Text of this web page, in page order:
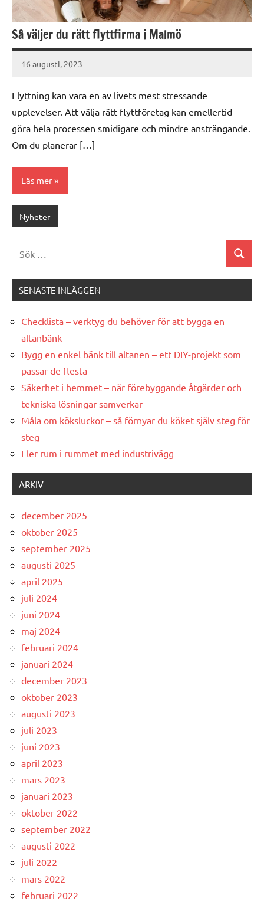
Så väljer du rätt flyttfirma i Malmö
16 augusti, 2023
Gert
Flyttning kan vara en av livets mest stressande
upplevelser. Att välja rätt flyttföretag kan emellertid
göra hela processen smidigare och mindre ansträngande.
Om du planerar […]
Läs mer
Nyheter
efter:
Sök
SENASTE INLÄGGEN
Checklista – verktyg du behöver för att bygga en
altanbänk
Bygg en enkel bänk till altanen – ett DIY-projekt som
passar de flesta
Säkerhet i hemmet – när förebyggande åtgärder och
tekniska lösningar samverkar
Måla om köksluckor – så förnyar du köket själv steg för
steg
Fler rum i rummet med industrivägg
ARKIV
december 2025
oktober 2025
september 2025
augusti 2025
april 2025
juli 2024
juni 2024
maj 2024
februari 2024
januari 2024
december 2023
oktober 2023
augusti 2023
juli 2023
juni 2023
april 2023
mars 2023
januari 2023
oktober 2022
september 2022
augusti 2022
juli 2022
mars 2022
februari 2022